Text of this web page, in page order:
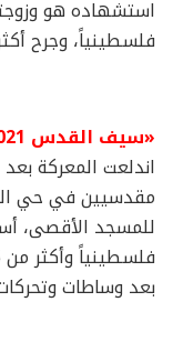
فلسطينياً، وجرح أكثر من
«سيف القدس 2021»
اندلعت المعركة
مقدسيين في حي
بعد وساطات